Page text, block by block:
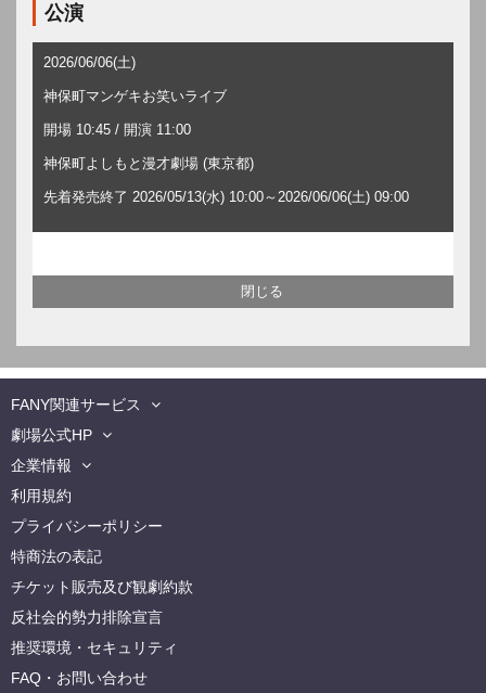
公演
2026/06/06(土)
神保町マンゲキお笑いライブ
開場 10:45 / 開演 11:00
神保町よしもと漫才劇場 (東京都)
先着発売終了 2026/05/13(水) 10:00～2026/06/06(土) 09:00
FANY関連サービス
劇場公式HP
企業情報
利用規約
プライバシーポリシー
特商法の表記
チケット販売及び観劇約款
反社会的勢力排除宣言
推奨環境・セキュリティ
FAQ・お問い合わせ